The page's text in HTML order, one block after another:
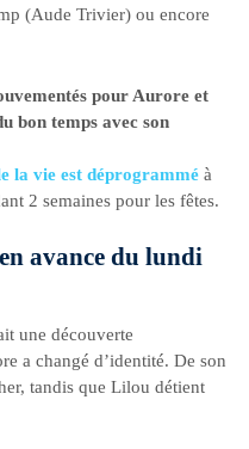
(Aude Trivier) ou encore
pour Aurore et
bon temps avec son
la vie est déprogramméà
2 semaines pour les fêtes.
avance du lundi
une découverte
a changé d’identité. De son
tandis que Lilou détient